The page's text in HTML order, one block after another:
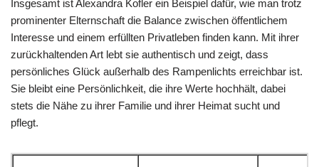
Insgesamt ist Alexandra Kofler ein Beispiel dafür, wie man trotz
prominenter Elternschaft die Balance zwischen öffentlichem
Interesse und einem erfüllten Privatleben finden kann. Mit ihrer
zurückhaltenden Art lebt sie authentisch und zeigt, dass
persönliches Glück außerhalb des Rampenlichts erreichbar ist.
Sie bleibt eine Persönlichkeit, die ihre Werte hochhält, dabei
stets die Nähe zu ihrer Familie und ihrer Heimat sucht und
pflegt.